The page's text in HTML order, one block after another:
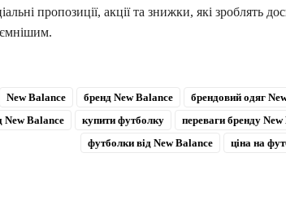
пропозиції, акції та знижки, які зроблять
New Balance бренд New Balance брендовий одяг
New Balance
купити футболку переваги бренду
футболки від New Balance
ціна на